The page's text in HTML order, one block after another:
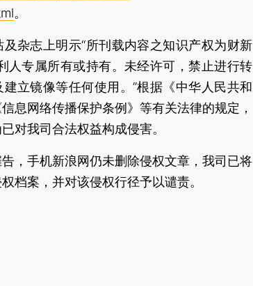
。
志上明示“所刊载内容之知识产权为财新
人专属所有或持有。未经许可，禁止进行转
立镜像等任何使用。”根据《中华人民共和
息网络传播保护条例》等有关法律的规定，
对我司合法权益构成侵害。
手机新浪网仍未删除侵权文章，我司已将
档案，并对该侵权行径予以谴责。